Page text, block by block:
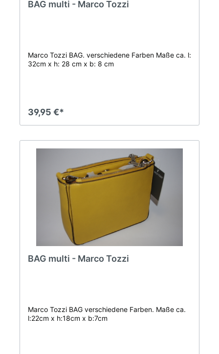
BAG multi - Marco Tozzi
Marco Tozzi BAG. verschiedene Farben Maße ca. l:
32cm x h: 28 cm x b: 8 cm
39,95 €*
BAG multi - Marco Tozzi
Marco Tozzi BAG verschiedene Farben. Maße ca.
l:22cm x h:18cm x b:7cm